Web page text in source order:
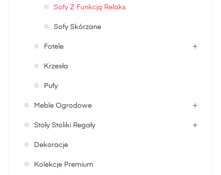
Sofy Z Funkcją Relaks
Sofy Skórzane
Fotele
Krzesła
Pufy
Meble Ogrodowe
Stoły Stoliki Regały
Dekoracje
Kolekcje Premium